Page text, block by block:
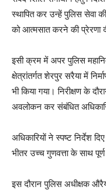
स्थापित कर उन्हें पुलिस सेवा
को आत्मसात करने की प्रेरणा
इसी क्रम में अपर पुलिस
क्षेत्रांतर्गत शेरपुर सरैया में
भी किया गया। निरीक्षण के
अवलोकन कर संबंधित
अधिकारियों ने स्पष्ट निर्देश
भीतर उच्च गुणवत्ता के साथ
इस दौरान पुलिस अधीक्षक